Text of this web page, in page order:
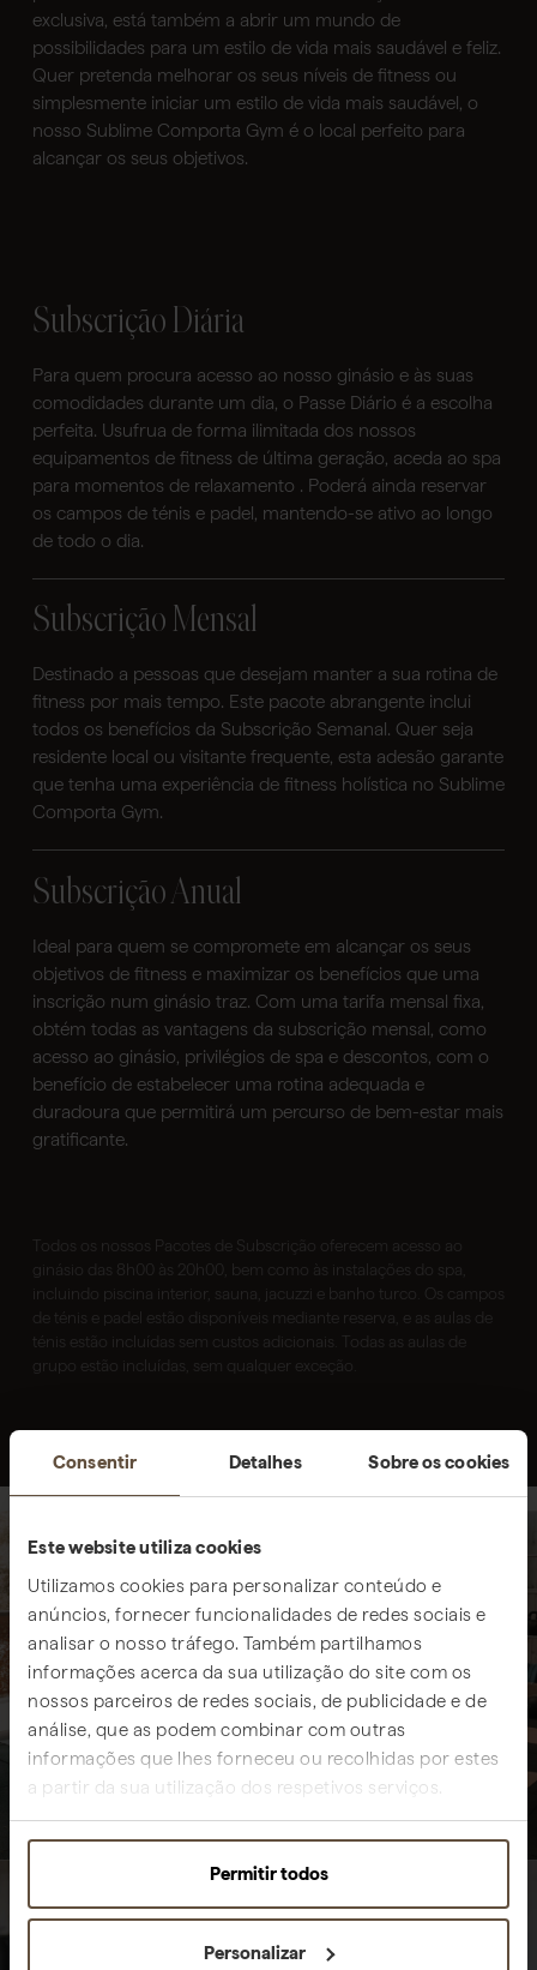
Consentir Detalhes Sobre os cookies
Este website utiliza cookies
Utilizamos cookies para personalizar conteúdo e
anúncios, fornecer funcionalidades de redes sociais e
analisar o nosso tráfego. Também partilhamos
informações acerca da sua utilização do site com os
nossos parceiros de redes sociais, de publicidade e de
análise, que as podem combinar com outras
informações que lhes forneceu ou recolhidas por estes
a partir da sua utilização dos respetivos serviços.
Permitir todos
Personalizar
exclusiva, está também a abrir um mundo de
possibilidades para um estilo de vida mais saudável e feliz.
Quer pretenda melhorar os seus níveis de fitness ou
simplesmente iniciar um estilo de vida mais saudável, o
nosso Sublime Comporta Gym é o local perfeito para
alcançar os seus objetivos.
Subscrição Diária
Para quem procura acesso ao nosso ginásio e às suas
comodidades durante um dia, o Passe Diário é a escolha
perfeita. Usufrua de forma ilimitada dos nossos
equipamentos de fitness de última geração, aceda ao spa
para momentos de relaxamento . Poderá ainda reservar
os campos de ténis e padel, mantendo-se ativo ao longo
de todo o dia.
Subscrição Mensal
Destinado a pessoas que desejam manter a sua rotina de
fitness por mais tempo. Este pacote abrangente inclui
todos os benefícios da Subscrição Semanal. Quer seja
residente local ou visitante frequente, esta adesão garante
que tenha uma experiência de fitness holística no Sublime
Comporta Gym.
Subscrição Anual
Ideal para quem se compromete em alcançar os seus
objetivos de fitness e maximizar os benefícios que uma
inscrição num ginásio traz. Com uma tarifa mensal fixa,
obtém todas as vantagens da subscrição mensal, como
acesso ao ginásio, privilégios de spa e descontos, com o
benefício de estabelecer uma rotina adequada e
duradoura que permitirá um percurso de bem-estar mais
gratificante.
Todos os nossos Pacotes de Subscrição oferecem acesso ao
ginásio das 8h00 às 20h00, bem como às instalações do spa,
incluindo piscina interior, sauna, jacuzzi e banho turco. Os campos
de ténis e padel estão disponíveis mediante reserva, e as aulas de
ténis estão incluídas sem custos adicionais. Todas as aulas de
grupo estão incluídas, sem qualquer exceção.